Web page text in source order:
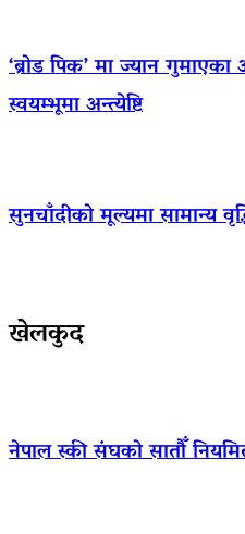
‘ब्रोड पिक’ मा ज्यान
स्वयम्भूमा अन्त्येष्टि
सुनचाँदीको मूल्यमा सामान्य
खेलकुद
नेपाल स्की संघको सातौँ